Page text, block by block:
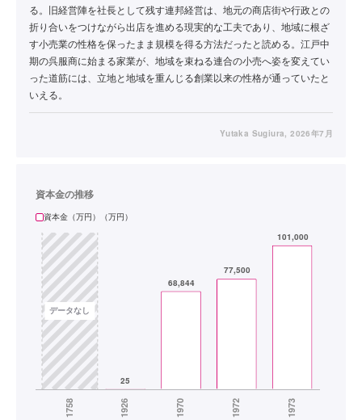
る。旧経営陣を社長として残す連邦経営は、地元の商店街や行政との
折り合いをつけながら出店を進める現実的な工夫であり、地域に根ざ
す小売業の性格を保ったまま規模を得る方法だったと読める。江戸中
期の呉服商に始まる家業が、地域を束ねる連合の小売へ姿を変えてい
った道筋には、立地と地域を重んじる創業以来の性格が通っていたと
いえる。
Yutaka Sugiura, 2026年7月
資本金の推移
資本金（万円）（万円）